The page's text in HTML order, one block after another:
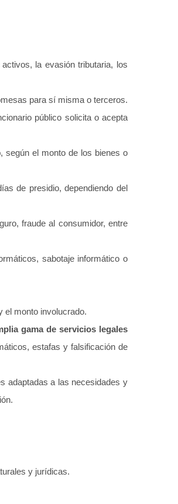
la evasión tributaria, los
para sí misma o terceros.
público solicita o acepta
según el monto de los bienes o
de presidio, dependiendo del
fraude al consumidor, entre
sabotaje informático o
el monto involucrado.
gama de servicios legales
estafas y falsificación de
adaptadas a las necesidades y
y jurídicas.